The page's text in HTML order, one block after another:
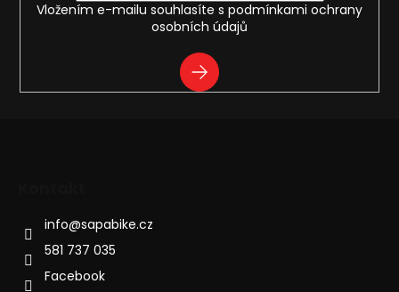
Vložením e-mailu souhlasíte s podmínkami ochrany
osobních údajů
PŘIHLÁSIT
SE
info@sapabike.cz
581 737 035
Facebook